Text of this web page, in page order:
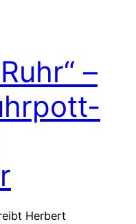
–
Herbert